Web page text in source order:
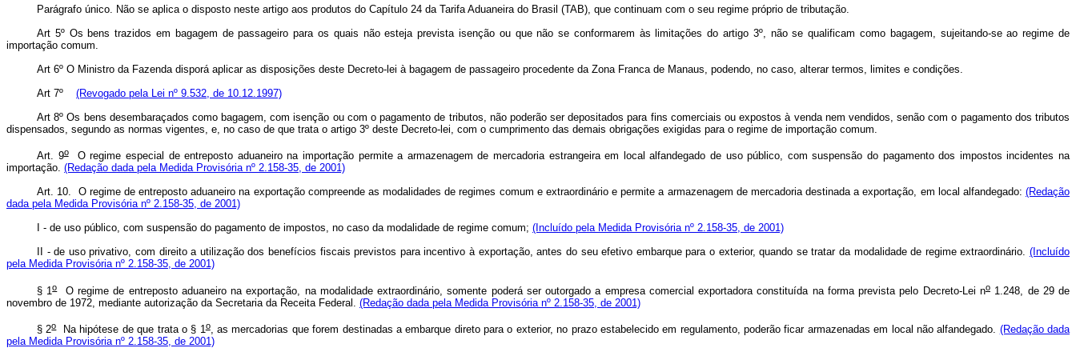
Parágrafo único. Não se aplica o disposto neste artigo aos produtos do Capítulo 24 da Tarifa Aduaneira do Brasil (TAB), que continuam com o seu regime próprio de tributação.
Art 5º Os bens trazidos em bagagem de passageiro para os quais não esteja prevista isenção ou que não se conformarem às limitações do artigo 3º, não se qualificam como bagagem, sujeitando-se ao regime de
importação comum.
Art 6º O Ministro da Fazenda disporá aplicar as disposições deste Decreto-lei à bagagem de passageiro procedente da Zona Franca de Manaus, podendo, no caso, alterar termos, limites e condições.
Art 7º (Revogado pela Lei nº 9.532, de 10.12.1997)
Art 8º Os bens desembaraçados como bagagem, com isenção ou com o pagamento de tributos, não poderão ser depositados para fins comerciais ou expostos à venda nem vendidos, senão com o pagamento dos tributos
dispensados, segundo as normas vigentes, e, no caso de que trata o artigo 3º deste Decreto-lei, com o cumprimento das demais obrigações exigidas para o regime de importação comum.
Art. 9oO regime especial de entreposto aduaneiro na importação permite a armazenagem de mercadoria estrangeira em local alfandegado de uso público, com suspensão do pagamento dos impostos incidentes na
importação. (Redação dada pela Medida Provisória nº 2.158-35, de 2001)
Art. 10. O regime de entreposto aduaneiro na exportação compreende as modalidades de regimes comum e extraordinário e permite a armazenagem de mercadoria destinada a exportação, em local alfandegado: (Redação
dada pela Medida Provisória nº 2.158-35, de 2001)
I - de uso público, com suspensão do pagamento de impostos, no caso da modalidade de regime comum; (Incluído pela Medida Provisória nº 2.158-35, de 2001)
II - de uso privativo, com direito a utilização dos benefícios fiscais previstos para incentivo à exportação, antes do seu efetivo embarque para o exterior, quando se tratar da modalidade de regime extraordinário. (Incluído
pela Medida Provisória nº 2.158-35, de 2001)
§ 1oO regime de entreposto aduaneiro na exportação, na modalidade extraordinário, somente poderá ser outorgado a empresa comercial exportadora constituída na forma prevista pelo Decreto-Lei no1.248, de 29 de
novembro de 1972, mediante autorização da Secretaria da Receita Federal. (Redação dada pela Medida Provisória nº 2.158-35, de 2001)
§ 2oNa hipótese de que trata o § 1o, as mercadorias que forem destinadas a embarque direto para o exterior, no prazo estabelecido em regulamento, poderão ficar armazenadas em local não alfandegado. (Redação dada
pela Medida Provisória nº 2.158-35, de 2001)